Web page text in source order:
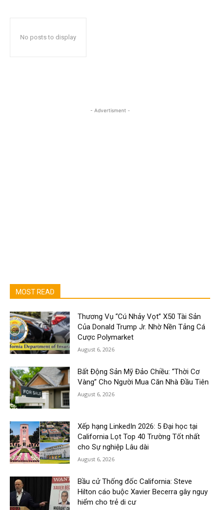
No posts to display
- Advertisment -
MOST READ
Thương Vụ “Cú Nhảy Vọt” X50 Tài Sản
Của Donald Trump Jr. Nhờ Nền Tảng Cá
Cược Polymarket
August 6, 2026
Bất Động Sản Mỹ Đảo Chiều: “Thời Cơ
Vàng” Cho Người Mua Căn Nhà Đầu Tiên
August 6, 2026
Xếp hạng LinkedIn 2026: 5 Đại học tại
California Lọt Top 40 Trường Tốt nhất
cho Sự nghiệp Lâu dài
August 6, 2026
Bầu cử Thống đốc California: Steve
Hilton cáo buộc Xavier Becerra gây nguy
hiểm cho trẻ di cư